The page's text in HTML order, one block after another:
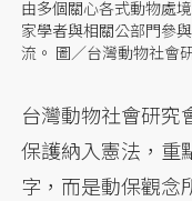
由多個關心各式動物處
家學者與相關公部門參
流。 圖／台灣動物社會
台灣動物社會研究
保護納入憲法，重
字，而是動保觀念